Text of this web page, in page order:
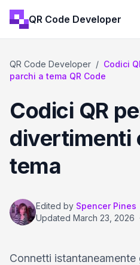
QR Code Developer
QR Code Developer / Codici
parchi a tema QR Code
Codici QR
divertimenti
tema
Edited by Spencer Pines
Updated March 23, 2026
Connetti